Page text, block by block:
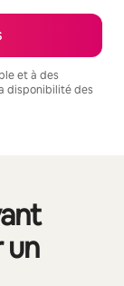
et à des
disponibilité des
un